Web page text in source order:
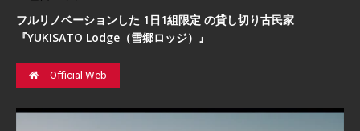
フルリノベーションした 1日1組限定 の貸し切り古民家
『YUKISATO Lodge（雪郷ロッジ）』
Official Web